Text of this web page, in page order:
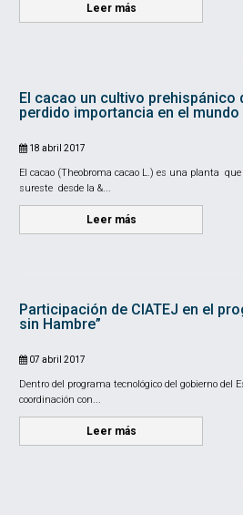
Leer más
El cacao un cultivo prehispánico
perdido importancia en el mundo
18 abril 2017
El cacao (Theobroma cacao L.) es una planta
sureste desde la &...
Leer más
Participación de CIATEJ en el
sin Hambre”
07 abril 2017
Dentro del programa tecnológico del gobierno del
coordinación con...
Leer más